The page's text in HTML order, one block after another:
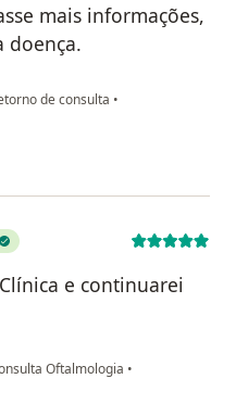
mais informações,
doença.
de consulta •
e continuarei
Oftalmologia •